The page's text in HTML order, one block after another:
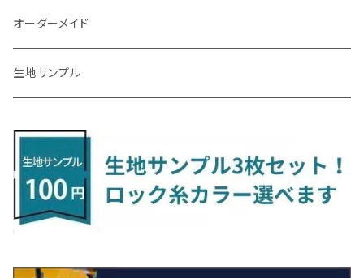
R3/7～ MXPK系
H23/9～H30/4 270系
アリオン
H23/10～R3/3 260系
アルファード/ヴェルファイアＨＶ
H27/1～R5/6 30系
R5/6～ 40系
H24/4～29/10 20系
ヴィッツ
H22/12～R2/3 130系
ヴォクシー
H26/1～R4/1 80系
エスクァイア
H29/10～
ＬＸ
H27/9～R3/10 URJ201W
ＮＸ
R3/11～ 20系
H26/10～
ＲＸ
H27/10～R4/7 20系5人乗
ＵＸ
H30/11～
H24/6～ E26 3人乗
H24/6～ E26 5・6人乗
キューブ
H14/10～R2/3 Z11・Z12
キックス
R2/6~R8/6 15系(e-POWER)
R8/6～ 16系
H11/6～H16/10 Y34
サクラ
R4/5～ B6AW
シーマ
H13/1～R4/8 F50・Y51
シルビア
H24/4～R4/1 S3系
H24/2～H26/9 S200系
H26/9～ S500系
シフォン
H28/12～R1/7 LA600/610
ジャスティ
H23/5～ LA100系
ソルテラ
R4/5~ XEAM10X・YEAM15X
ディアスワゴン
H21/9～R2/4 S300系
トレジア
R1/8～ GJ系
ＭＸ－３０
R2/10～ DREJ3P
アクセラ/アクセラ・スポーツ
H24/11～R1/8 GJ系
キャロル
H27/1～ HB36/37/97S
キャロルエコ
H24/11～H27/1 HB35S
スクラム
H14/6～ L880/LA400K
タフト
R2/6～ LA900/910S
タント
R1/7～ LA650/660
H28/11～ M900系
ハイゼット・キャディー
H28/6～R3/9 LA700V
ハイゼット・カーゴ
H16/12～ S300/S700系
ハイゼット・トラック
H28/2～ FF21S
エスクード
H17/5～H27/10 TA/TD系
エブリィ
H13/9～ DA系
クロスビー(XBEE)
H29/12～R7/10 MN71S
ジムニー
H3/6～ JA/JB系
ジムニーノマド
H25/6～H31/3 ｅｋカスタム
H31/3～ ｅｋクロス
ekクロスEV
R4/6～ B5AW
アイミーブ
H24/10～R2/12 GF系
アウトランダーＰＨＥＶ
H25/1～ GG/GN系 5人乗
エクリプスクロス/エクリプスクロスPHEV
H30/3～ GK/GL系
タウンボックス
H29/9～R5/10 JF3/4
H24/7～H29/8 JF1/2
NBOXスラッシュ
H26/12～R2/2 JF1/2
NBOXジョイ
H24/11～R2/3 JG1・JG2
R2/11～ JG3・JG4
N-ONE e:
R7/9~ JG5
N-VAN
H30/7～ JJ1・JJ2
N-VAN e:
H25/4～R3/4 AU系
R3/6～ CDD系
H16/4～28/1 １T系 トゥラン
シャラン
H23/2～ 7N系
Tクロス
R2/7～ A1D系
ティグアン
H20/9～H29/1 5NC系
トゥアレグ
H15/9～H30/4 7L/7P系
パサート
H30/10～
H24/4～R1/6
Ｃクラス
H26/7～R4/2
ＣＬＡクラス
H27/6～R1/8
ＣＬＳクラス
H30/6～
Ｅクラス
H28/7～
ＧＬＡクラス
MINIクロスオーバー
ラグマット
ラグマットセカンド（L）
ラグマットミニ（S）
オーダーメイド
生地サンプル